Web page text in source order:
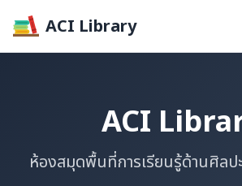
ACI Library
ACI
ห้องสมุดพื้นที่การเรียนรู้ด้านศิล